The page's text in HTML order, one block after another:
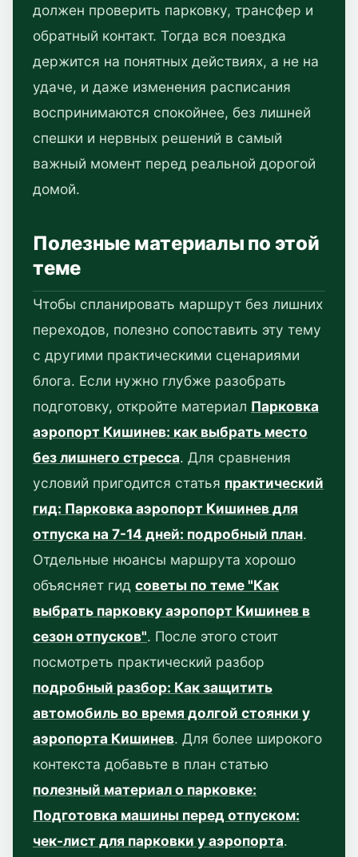
должен проверить парковку, трансфер и
обратный контакт. Тогда вся поездка
держится на понятных действиях, а не на
удаче, и даже изменения расписания
воспринимаются спокойнее, без лишней
спешки и нервных решений в самый
важный момент перед реальной дорогой
домой.
Полезные материалы по этой
теме
Чтобы спланировать маршрут без лишних
переходов, полезно сопоставить эту тему
с другими практическими сценариями
блога. Если нужно глубже разобрать
подготовку, откройте материал Парковка
аэропорт Кишинев: как выбрать место
без лишнего стресса. Для сравнения
условий пригодится статья практический
гид: Парковка аэропорт Кишинев для
отпуска на 7-14 дней: подробный план.
Отдельные нюансы маршрута хорошо
объясняет гид советы по теме "Как
выбрать парковку аэропорт Кишинев в
сезон отпусков". После этого стоит
посмотреть практический разбор
подробный разбор: Как защитить
автомобиль во время долгой стоянки у
аэропорта Кишинев. Для более широкого
контекста добавьте в план статью
полезный материал о парковке:
Подготовка машины перед отпуском:
чек-лист для парковки у аэропорта.